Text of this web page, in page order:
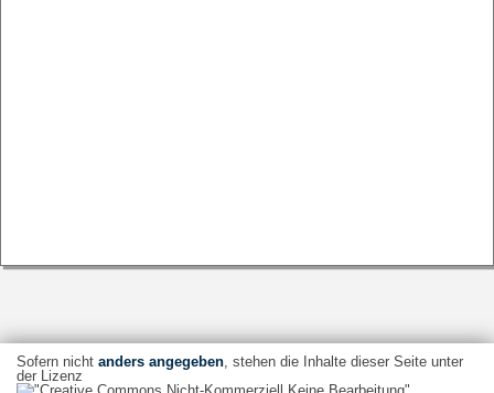
Sofern nicht anders angegeben, stehen die Inhalte dieser Seite unter
der Lizenz